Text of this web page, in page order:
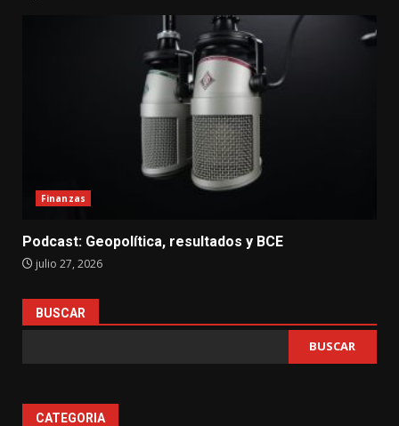
Finanzas
Podcast: Geopolítica, resultados y BCE
julio 27, 2026
BUSCAR
BUSCAR
CATEGORIA